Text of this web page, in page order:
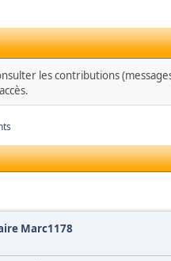
les contributions
Marc1178